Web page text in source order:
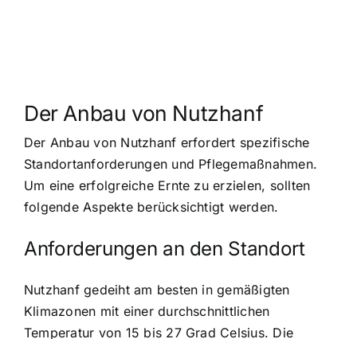
Der Anbau von Nutzhanf
Der Anbau von Nutzhanf erfordert spezifische
Standortanforderungen und Pflegemaßnahmen.
Um eine erfolgreiche Ernte zu erzielen, sollten
folgende Aspekte berücksichtigt werden.
Anforderungen an den Standort
Nutzhanf gedeiht am besten in gemäßigten
Klimazonen mit einer durchschnittlichen
Temperatur von 15 bis 27 Grad Celsius. Die